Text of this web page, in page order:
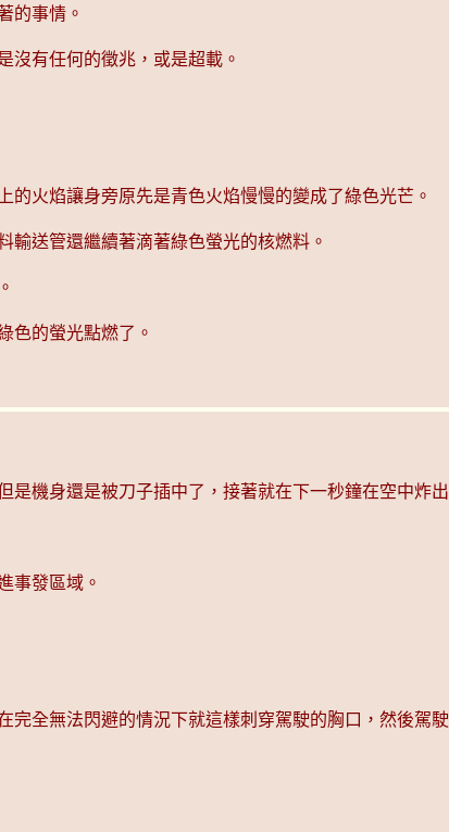
的事情。
沒有任何的徵兆，或是超載。
火焰讓身旁原先是青色火焰慢慢的變成了綠色光芒。
輸送管還繼續著滴著綠色螢光的核燃料。
色的螢光點燃了。
機身還是被刀子插中了，接著就在下一秒鐘在空中炸
事發區域。
全無法閃避的情況下就這樣刺穿駕駛的胸口，然後駕